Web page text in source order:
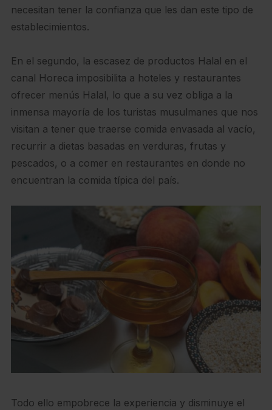
necesitan tener la confianza que les dan este tipo de
establecimientos.
En el segundo, la escasez de productos Halal en el
canal Horeca imposibilita a hoteles y restaurantes
ofrecer menús Halal, lo que a su vez obliga a la
inmensa mayoría de los turistas musulmanes que nos
visitan a tener que traerse comida envasada al vacío,
recurrir a dietas basadas en verduras, frutas y
pescados, o a comer en restaurantes en donde no
encuentran la comida típica del país.
Todo ello empobrece la experiencia y disminuye el